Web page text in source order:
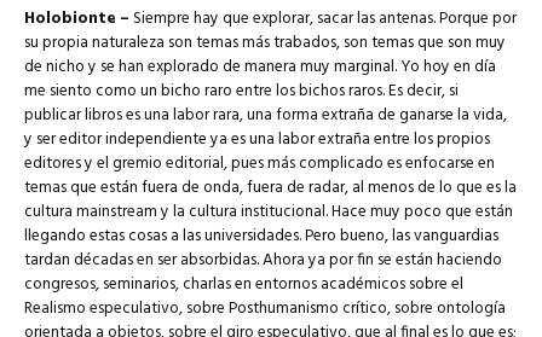
Holobionte – Siempre hay que explorar, sacar las antenas. Porque por
su propia naturaleza son temas más trabados, son temas que son muy
de nicho y se han explorado de manera muy marginal. Yo hoy en día
me siento como un bicho raro entre los bichos raros. Es decir, si
publicar libros es una labor rara, una forma extraña de ganarse la vida,
y ser editor independiente ya es una labor extraña entre los propios
editores y el gremio editorial, pues más complicado es enfocarse en
temas que están fuera de onda, fuera de radar, al menos de lo que es la
cultura mainstream y la cultura institucional. Hace muy poco que están
llegando estas cosas a las universidades. Pero bueno, las vanguardias
tardan décadas en ser absorbidas. Ahora ya por fin se están haciendo
congresos, seminarios, charlas en entornos académicos sobre el
Realismo especulativo, sobre Posthumanismo crítico, sobre ontología